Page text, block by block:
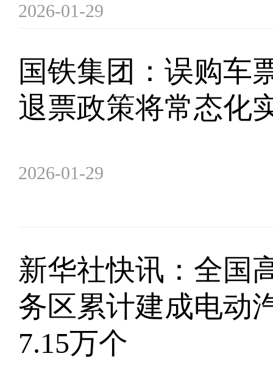
2026-01-29
国铁集团：误购车
退票政策将常态化
2026-01-29
新华社快讯：全国
务区累计建成电动
7.15万个